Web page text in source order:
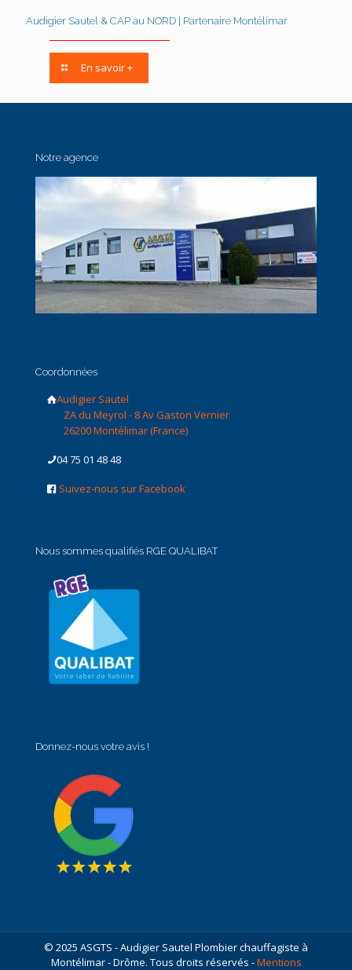
Audigier Sautel & CAP au NORD | Partenaire Montélimar
En savoir +
Notre agence
Coordonnées
Audigier Sautel
ZA du Meyrol - 8 Av Gaston Vernier
26200 Montélimar (France)
04 75 01 48 48
Suivez-nous sur Facebook
Nous sommes qualifiés RGE QUALIBAT
Donnez-nous votre avis !
© 2025 ASGTS - Audigier Sautel Plombier chauffagiste à
Montélimar - Drôme. Tous droits réservés -Mentions